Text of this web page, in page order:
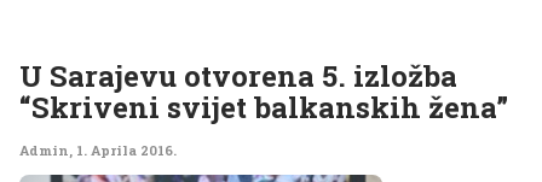
U Sarajevu otvorena 5. izložba
“Skriveni svijet balkanskih žena”
Admin, 1. Aprila 2016.